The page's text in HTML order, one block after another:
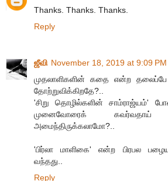
Thanks. Thanks. Thanks.
Reply
ஜீவி November 18, 2019 at 9:09 PM
முதலாளிகளின் கதை என்ற
தோற்றுவிக்கிறதே?..
'சிறு தொழில்களின் சாம்ராஜ்யம்'
முனைவோரைக் கவர்வதாய்
அமைந்திருக்கலாமோ?..
'பிர்லா மாளிகை' என்ற பிரபல
வந்தது..
Reply